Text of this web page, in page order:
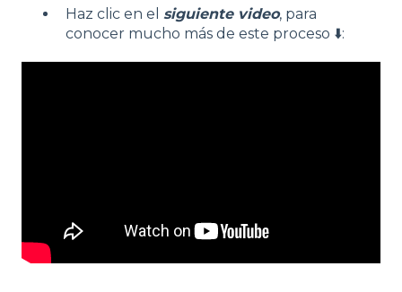
Haz clic en el siguiente video, para
conocer mucho más de este proceso ⬇️: